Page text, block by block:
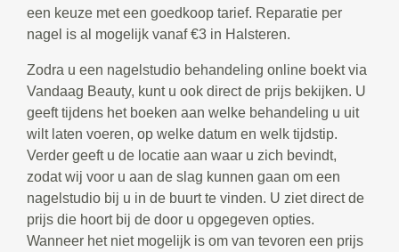
een keuze met een goedkoop tarief. Reparatie per
nagel is al mogelijk vanaf €3 in Halsteren.
Zodra u een nagelstudio behandeling online boekt via
Vandaag Beauty, kunt u ook direct de prijs bekijken. U
geeft tijdens het boeken aan welke behandeling u uit
wilt laten voeren, op welke datum en welk tijdstip.
Verder geeft u de locatie aan waar u zich bevindt,
zodat wij voor u aan de slag kunnen gaan om een
nagelstudio bij u in de buurt te vinden. U ziet direct de
prijs die hoort bij de door u opgegeven opties.
Wanneer het niet mogelijk is om van tevoren een prijs